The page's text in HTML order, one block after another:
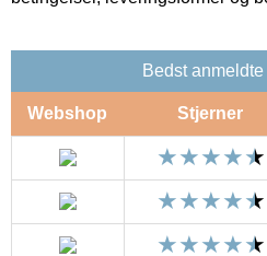
Bedst
Webshop Stjerner